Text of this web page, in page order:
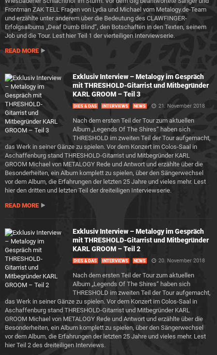
Frontman ZAK TELL Fragen von Lydia und Michael vom Metalogy.de-Team
und erzählte unter anderem über die Bedeutung des CLAWFINGER-
Erfolgsalbums „Deaf Dumb Blind“, den Botschaften in den Texten, seinem
Job und die Tour. Lest hier Teil 1 der vierteiligen Interviewserie.
READ MORE
Exklusiv Interview – Metalogy im Gespräch
mit THRESHOLD-Gitarrist und Mitbegründer
KARL GROOM – Teil 3
DIES & DAS INTERVIEWS NEWS 21. November 2018
Nach dem ersten Teil der Tour zum aktuellen
Album „Legends Of The Shires“ haben sich
THRESHOLD im zweiten Teil der Tour aufgemacht,
das Werk in seiner Gänze zu spielen. Vor dem Konzert im Colos-Saal in
Aschaffenburg stand THRESHOLD-Gitarrist und Mitbegründer KARL
GROOM Michael von METALOGY Rede und Antwort und erzählte über die
Besonderheiten, ein Album komplett zu spielen, über den Sängerwechsel
vor dem Album, die Erfahrungen der letzten 25 Jahre und vieles mehr. Lest
hier den dritten und letzten Teil der dreiteiligen Interviewserie.
READ MORE
Exklusiv Interview – Metalogy im Gespräch
mit THRESHOLD-Gitarrist und Mitbegründer
KARL GROOM – Teil 2
DIES & DAS INTERVIEWS NEWS 20. November 2018
Nach dem ersten Teil der Tour zum aktuellen
Album „Legends Of The Shires“ haben sich
THRESHOLD im zweiten Teil der Tour aufgemacht,
das Werk in seiner Gänze zu spielen. Vor dem Konzert im Colos-Saal in
Aschaffenburg stand THRESHOLD-Gitarrist und Mitbegründer KARL
GROOM Michael von METALOGY Rede und Antwort und erzählte über die
Besonderheiten, ein Album komplett zu spielen, über den Sängerwechsel
vor dem Album, die Erfahrungen der letzten 25 Jahre und vieles mehr. Lest
hier Teil 2 des dreiteiligen Interviews.